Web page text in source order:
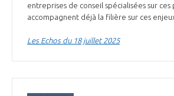
entreprises de conseil spécialisées sur ces
accompagnent déjà la filière sur ces
Les Echos du 18 juillet 2025